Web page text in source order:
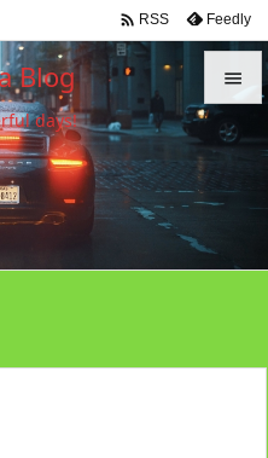
Blog
days!


メニュ

 RSS Feedly